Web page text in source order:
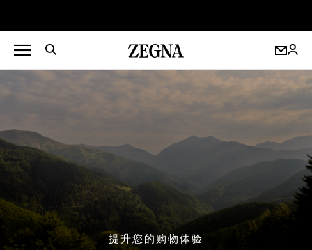
提升您的购物体验